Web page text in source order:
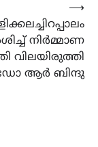
നിർമ്മാണ
വിലയിരുത്തി
ഡോ ആർ ബിന്ദു
⟶